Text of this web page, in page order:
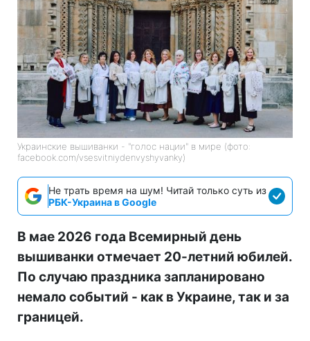
Украинские вышиванки - "голос нации" в мире (фото:
facebook.com/vsesvitniydenvyshyvanky)
Не трать время на шум! Читай только суть из
РБК-Украина в Google
В мае 2026 года Всемирный день
вышиванки отмечает 20-летний юбилей.
По случаю праздника запланировано
немало событий - как в Украине, так и за
границей.